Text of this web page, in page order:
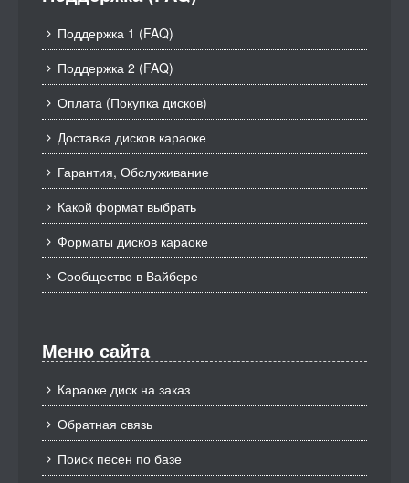
Поддержка 1 (FAQ)
Поддержка 2 (FAQ)
Оплата (Покупка дисков)
Доставка дисков караоке
Гарантия, Обслуживание
Какой формат выбрать
Форматы дисков караоке
Сообщество в Вайбере
Меню сайта
Караоке диск на заказ
Обратная связь
Поиск песен по базе